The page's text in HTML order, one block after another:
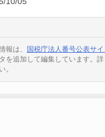
報は、 国税庁法人番号公表サイ
を追加して編集しています。詳
。